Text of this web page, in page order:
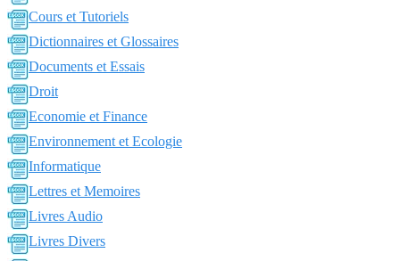
Cours et Tutoriels
Dictionnaires et Glossaires
Documents et Essais
Droit
Economie et Finance
Environnement et Ecologie
Informatique
Lettres et Memoires
Livres Audio
Livres Divers